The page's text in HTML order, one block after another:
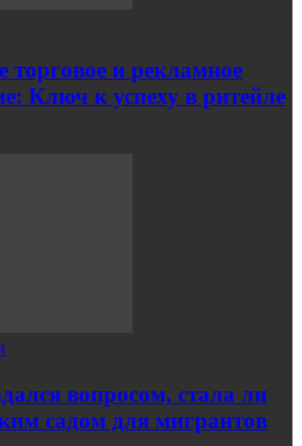
торговое и рекламное
Ключ к успеху в ритейле
вопросом, стала ли
садом для мигрантов